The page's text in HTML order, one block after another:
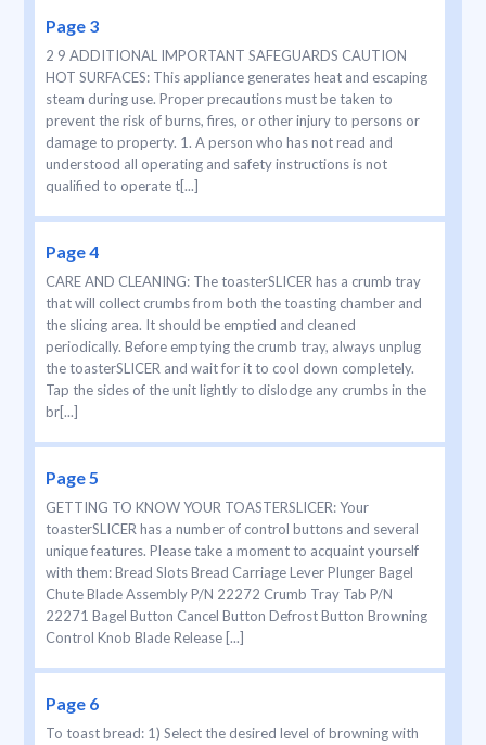
Page 3
2 9 ADDITIONAL IMPORTANT SAFEGUARDS CAUTION
HOT SURFACES: This appliance generates heat and escaping
steam during use. Proper precautions must be taken to
prevent the risk of burns, fires, or other injury to persons or
damage to property. 1. A person who has not read and
understood all operating and safety instructions is not
qualified to operate t[...]
Page 4
CARE AND CLEANING: The toasterSLICER has a crumb tray
that will collect crumbs from both the toasting chamber and
the slicing area. It should be emptied and cleaned
periodically. Before emptying the crumb tray, always unplug
the toasterSLICER and wait for it to cool down completely.
Tap the sides of the unit lightly to dislodge any crumbs in the
br[...]
Page 5
GETTING TO KNOW YOUR TOASTERSLICER: Your
toasterSLICER has a number of control buttons and several
unique features. Please take a moment to acquaint yourself
with them: Bread Slots Bread Carriage Lever Plunger Bagel
Chute Blade Assembly P/N 22272 Crumb Tray Tab P/N
22271 Bagel Button Cancel Button Defrost Button Browning
Control Knob Blade Release [...]
Page 6
To toast bread: 1) Select the desired level of browning with